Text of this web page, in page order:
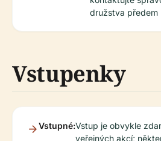
družstva předem
Vstupenky
Vstupné:Vstup je obvykle
veřejných akcí;